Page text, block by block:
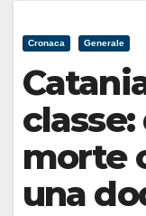
Cronaca Generale
morte
una